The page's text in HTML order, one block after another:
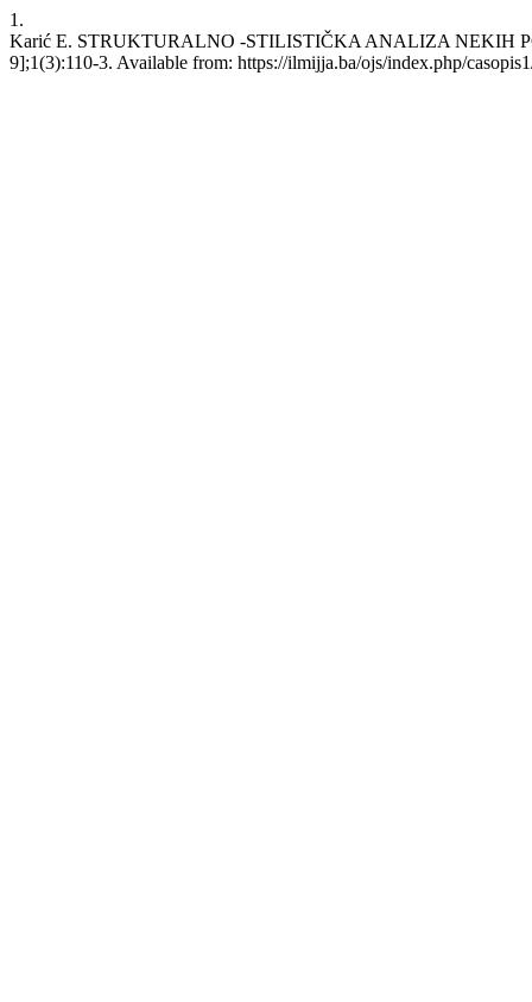
1.
Karić E. STRUKTURALNO -STILISTIČKA ANALIZA NEKIH
9];1(3):110-3. Available from: https://ilmijja.ba/ojs/index.php/